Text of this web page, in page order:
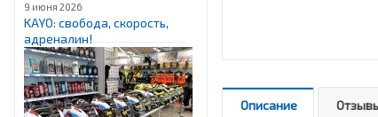
9 июня 2026
KAYO: свобода, скорость,
адреналин!
Описание